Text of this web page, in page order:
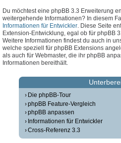
Du möchtest eine phpBB 3.3 Erweiterung
weitergehende Informationen? In diesem
Informationen für Entwickler . Diese Seite
Extension-Entwicklung, egal ob für phpBB
Weitere Informationen findest du auch in
welche speziell für phpBB Extensions
als auch für Webmaster, die ihr phpBB
Informationen bereithält.
Die phpBB-Tour
phpBB Feature-Vergleich
phpBB anpassen
Informationen für Entwickler
Cross-Referenz 3.3